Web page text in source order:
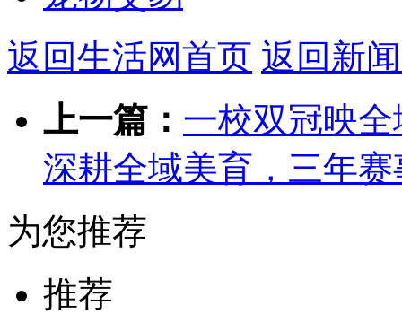
返回生活网首页 返回新
上一篇： 一校双冠映
深耕全域美育，三年
为您推荐
推荐